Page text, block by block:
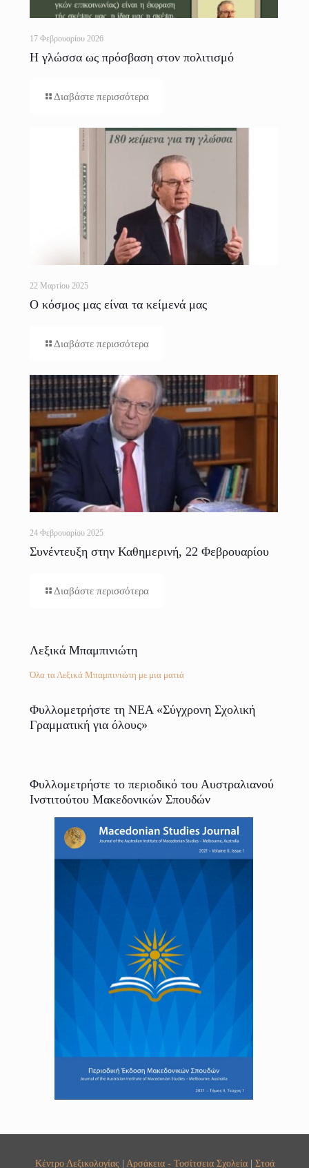
17 Φεβρουαρίου 2026
Η γλώσσα ως πρόσβαση στον πολιτισμό
Διαβάστε περισσότερα
22 Μαρτίου 2025
Ο κόσμος μας είναι τα κείμενά μας
Διαβάστε περισσότερα
24 Φεβρουαρίου 2025
Συνέντευξη στην Καθημερινή, 22 Φεβρουαρίου
Διαβάστε περισσότερα
Λεξικά Μπαμπινιώτη
Όλα τα Λεξικά Μπαμπινιώτη με μια ματιά
Φυλλομετρήστε τη ΝΕΑ «Σύγχρονη Σχολική
Γραμματική για όλους»
Φυλλομετρήστε το περιοδικό του Αυστραλιανού
Ινστιτούτου Μακεδονικών Σπουδών
Κέντρο Λεξικολογίας | Αρσάκεια - Τοσίτσεια Σχολεία| Στοά